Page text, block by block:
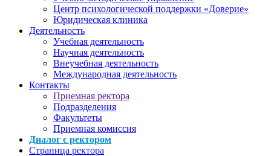
Центр психологической поддержки «Доверие»
Юридическая клиника
Деятельность
Учебная деятельность
Научная деятельность
Внеучебная деятельность
Международная деятельность
Контакты
Приемная ректора
Подразделения
Факультеты
Приемная комиссия
Диалог с ректором
Страница ректора